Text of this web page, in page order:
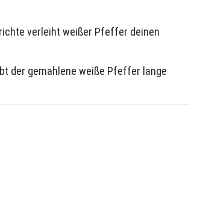
verleiht weißer Pfeffer deinen
der gemahlene weiße Pfeffer lange